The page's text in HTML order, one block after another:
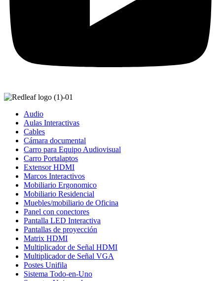
Audio
Aulas Interactivas
Cables
Cámara documental
Carro para Equipo Audiovisual
Carro Portalaptos
Extensor HDMI
Marcos Interactivos
Mobiliario Ergonomico
Mobiliario Residencial
Muebles/mobiliario de Oficina
Panel con conectores
Pantalla LED Interactiva
Pantallas de proyección
Matrix HDMI
Multiplicador de Señal HDMI
Multiplicador de Señal VGA
Postes Unifila
Sistema Todo-en-Uno